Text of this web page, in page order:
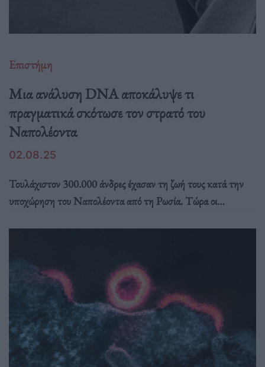
Επιστήμη
Μια ανάλυση DNA αποκάλυψε τι
πραγματικά σκότωσε τον στρατό του
Ναπολέοντα
02.08.25
Τουλάχιστον 300.000 άνδρες έχασαν τη ζωή τους κατά την
υποχώρηση του Ναπολέοντα από τη Ρωσία. Τώρα οι